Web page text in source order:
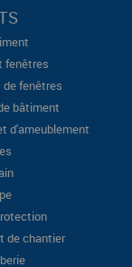
fenêtres
fenêtres
bâtiment
d'ameublement
de chantier